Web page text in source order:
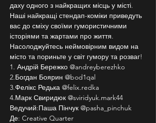
даху одного з найкращих місць у місті.
Наші найкращі стендап-коміки приведуть
вас до сміху своїми гумористичними
історіями та жартами про життя.
Насолоджуйтесь неймовірним видом на
місто та пориньте у світ гумору та розваг!
1. Андрій Бережко @andreyberezhko
2.Богдан Боярин @bod1qal
3.Фелікс Редька @felix.redka
4.Марк Свиридюк @sviridyuk.mark44
Ведучий:Паша Пінчук @pasha_pinchuk
Де: Creative Quarter